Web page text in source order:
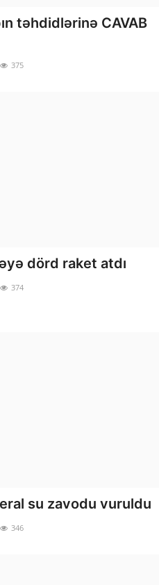
təhdidlərinə CAVAB
375
dörd raket atdı
374
su zavodu vuruldu
346